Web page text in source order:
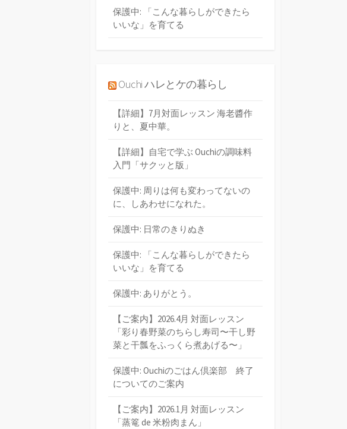
保護中: 「こんな暮らしができたら
いいな」を育てる
Ouchi ハレとケの暮らし
【詳細】7月対面レッスン 海老醬作
りと、夏中華。
【詳細】自宅で学ぶ Ouchiの調味料
入門「サクッと版」
保護中: 周りは何も変わってないの
に、しあわせになれた。
保護中: 日常のきりぬき
保護中: 「こんな暮らしができたら
いいな」を育てる
保護中: ありがとう。
【ご案内】2026.4月 対面レッスン
「彩り春野菜のちらし寿司〜干し野
菜と干瓢をふっくら煮あげる〜」
保護中: Ouchiのごはん倶楽部 終了
についてのご案内
【ご案内】2026.1月 対面レッスン
「蒸篭 de 米粉肉まん」